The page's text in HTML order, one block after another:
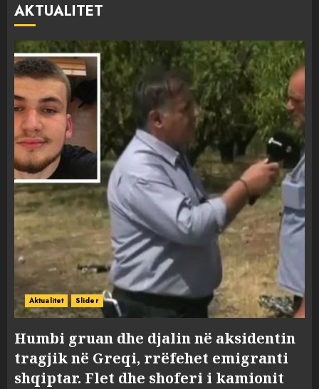
AKTUALITET
Aktualitet Slider
Humbi gruan dhe djalin në aksidentin
tragjik në Greqi, rrëfehet emigranti
shqiptar. Flet dhe shoferi i kamionit